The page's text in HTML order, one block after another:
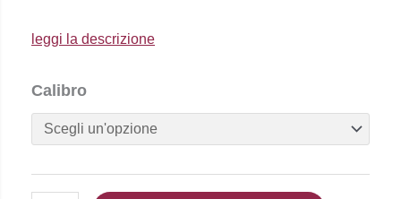
leggi la descrizione
Calibro
Diesse
-
DS1100